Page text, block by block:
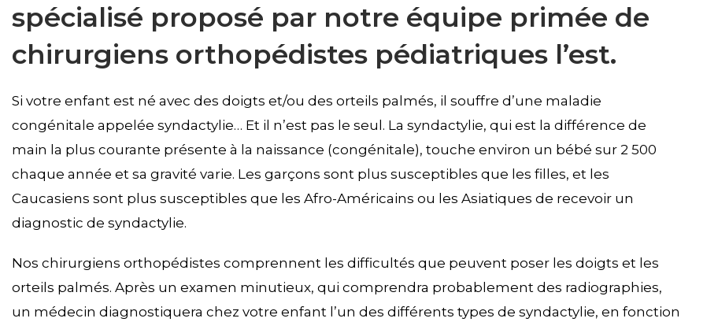
spécialisé proposé par notre équipe primée de
chirurgiens orthopédistes pédiatriques l’est.
Si votre enfant est né avec des doigts et/ou des orteils palmés, il souffre d’une maladie
congénitale appelée syndactylie… Et il n’est pas le seul. La syndactylie, qui est la différence de
main la plus courante présente à la naissance (congénitale), touche environ un bébé sur 2 500
chaque année et sa gravité varie. Les garçons sont plus susceptibles que les filles, et les
Caucasiens sont plus susceptibles que les Afro-Américains ou les Asiatiques de recevoir un
diagnostic de syndactylie.
Nos chirurgiens orthopédistes comprennent les difficultés que peuvent poser les doigts et les
orteils palmés. Après un examen minutieux, qui comprendra probablement des radiographies,
un médecin diagnostiquera chez votre enfant l’un des différents types de syndactylie, en fonction